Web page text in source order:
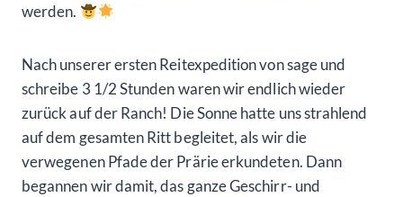
werden.
Nach unserer ersten Reitexpedition von sage und
schreibe 3 1/2 Stunden waren wir endlich wieder
zurück auf der Ranch! Die Sonne hatte uns strahlend
auf dem gesamten Ritt begleitet, als wir die
verwegenen Pfade der Prärie erkundeten. Dann
begannen wir damit, das ganze Geschirr- und